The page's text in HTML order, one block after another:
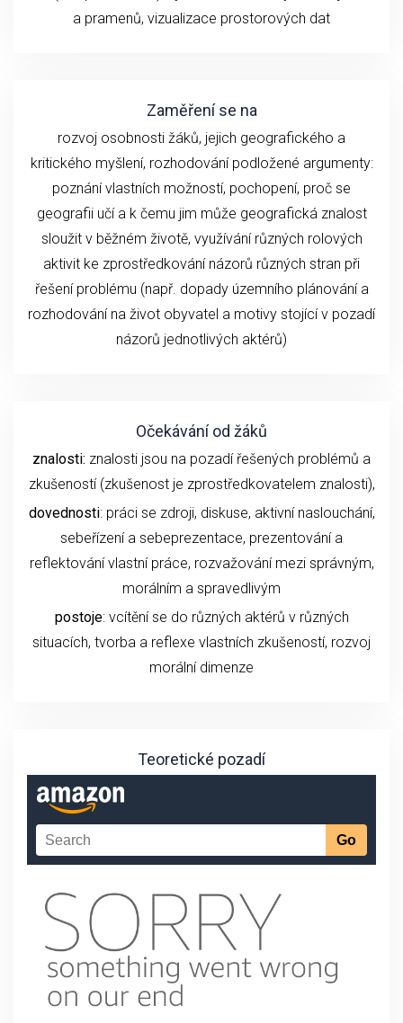
a pramenů, vizualizace prostorových dat
Zaměření se na
rozvoj osobnosti žáků, jejich geografického a
kritického myšlení, rozhodování podložené argumenty:
poznání vlastních možností, pochopení, proč se
geografii učí a k čemu jim může geografická znalost
sloužit v běžném životě, využívání různých rolových
aktivit ke zprostředkování názorů různých stran při
řešení problému (např. dopady územního plánování a
rozhodování na život obyvatel a motivy stojící v pozadí
názorů jednotlivých aktérů)
Očekávání od žáků
znalosti: znalosti jsou na pozadí řešených problémů a
zkušeností (zkušenost je zprostředkovatelem znalosti),
dovednosti: práci se zdroji, diskuse, aktivní naslouchání,
sebeřízení a sebeprezentace, prezentování a
reflektování vlastní práce, rozvažování mezi správným,
morálním a spravedlivým
postoje: vcítění se do různých aktérů v různých
situacích, tvorba a reflexe vlastních zkušeností, rozvoj
morální dimenze
Teoretické pozadí